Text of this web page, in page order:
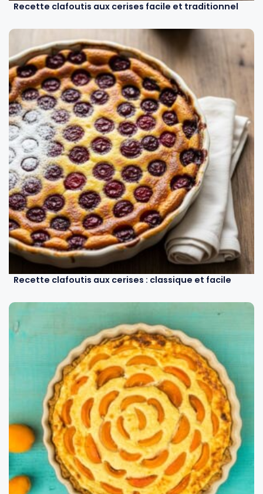
Recette clafoutis aux cerises facile et traditionnel
Recette clafoutis aux cerises : classique et facile